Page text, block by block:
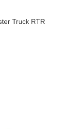
Truck RTR